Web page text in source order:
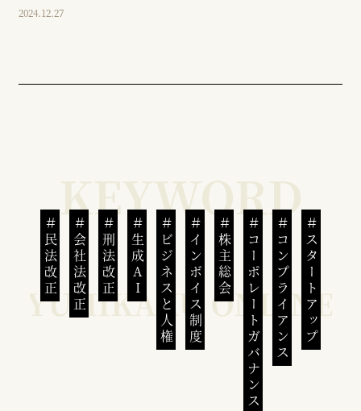
2024.12.27
民法改正 会社法改正 刑法改正 生成AI ビジネスと人権インボイス制度 株主総会 コーポレートガバナンスコンプライアンススタートアップ